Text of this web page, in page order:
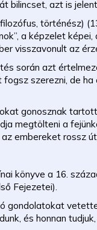
bilincset, azt is
filozófus, történész)
a képzelet
visszavonult az
során azt
szerezni, de
gonosznak
megtölteni a
embereket rossz
könyve a 16.
Fejezetei).
gondolatokat
és honnan